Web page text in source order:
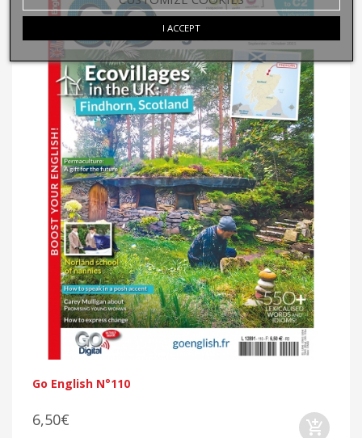
Go English N°110
6,50€
I ACCEPT